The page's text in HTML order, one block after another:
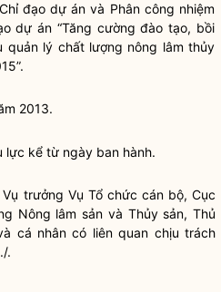
Chỉ đạodự án và Phân công nhiệm
dự án “Tăng cường đào tạo, bồi
quản lý chất lượng nông lâm thủy
2013.
lực kể từ ngày ban hành.
Vụ trưởng Vụ Tổ chức cán bộ, Cục
Nông lâm sản và Thủy sản, Thủ
cá nhân có liên quan chịu trách
.